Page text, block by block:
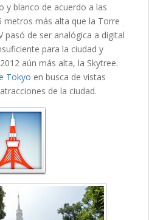
y blanco de acuerdo a las
metros más alta que la Torre
pasó de ser analógica a digital
para la ciudad y
aún más alta, la Skytree.
Tokyo en busca de vistas
de la ciudad.